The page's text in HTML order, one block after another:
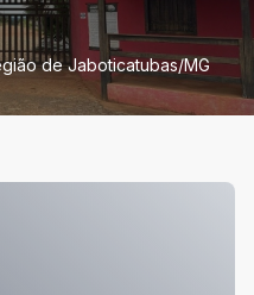
de Jaboticatubas/MG